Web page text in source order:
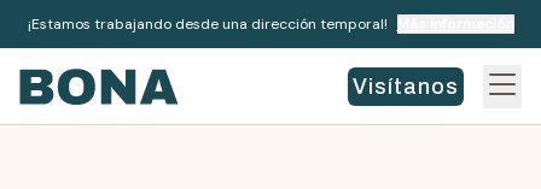
¡Estamos trabajando desde una dirección temporal!
Visítanos